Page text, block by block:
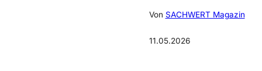
Von SACHWERT Magazin
11.05.2026